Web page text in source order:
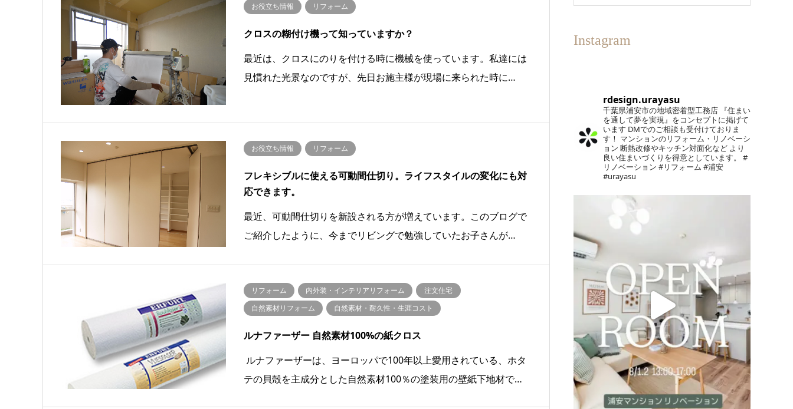
お役立ち情報 リフォーム
クロスの糊付け機って知っていますか？
最近は、クロスにのりを付ける時に機械を使っています。私達には
見慣れた光景なのですが、先日お施主様が現場に来られた時に…
お役立ち情報 リフォーム
フレキシブルに使える可動間仕切り。ライフスタイルの変化にも対
応できます。
最近、可動間仕切りを新設される方が増えています。このブログで
ご紹介したように、今までリビングで勉強していたお子さんが…
リフォーム 内外装・インテリアリフォーム
注文住宅
自然素材リフォーム
自然素材・耐久性・生涯コスト
ルナファーザー 自然素材100%の紙クロス
ルナファーザーは、ヨーロッパで100年以上愛用されている、ホタ
テの貝殻を主成分とした自然素材100％の塗装用の壁紙下地材で…
Instagram
rdesign.urayasu
千葉県浦安市の地域密着型工務店 『住まい
を通して夢を実現』をコンセプトに掲げて
います DMでのご相談も受付けておりま
す！ マンションのリフォーム・リノベーシ
ョン 断熱改修やキッチン対面化など より
良い住まいづくりを得意としています。
#
リノベーション #リフォーム #浦安
#urayasu